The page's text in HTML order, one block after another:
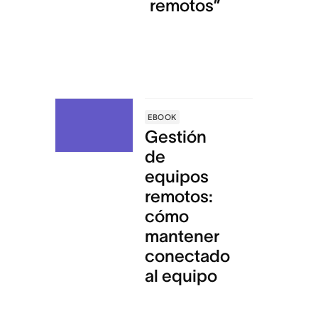
remotos”
EBOOK
Gestión
de
equipos
remotos:
cómo
mantener
conectado
al equipo